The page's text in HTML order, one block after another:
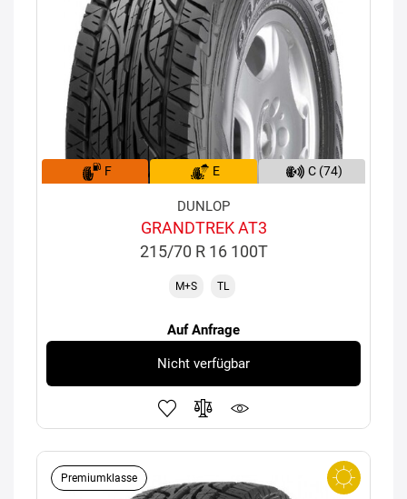
F E C (74)
DUNLOP
GRANDTREK AT3
215/70 R 16 100T
M+S TL
Auf Anfrage
Nicht verfügbar
Premiumklasse